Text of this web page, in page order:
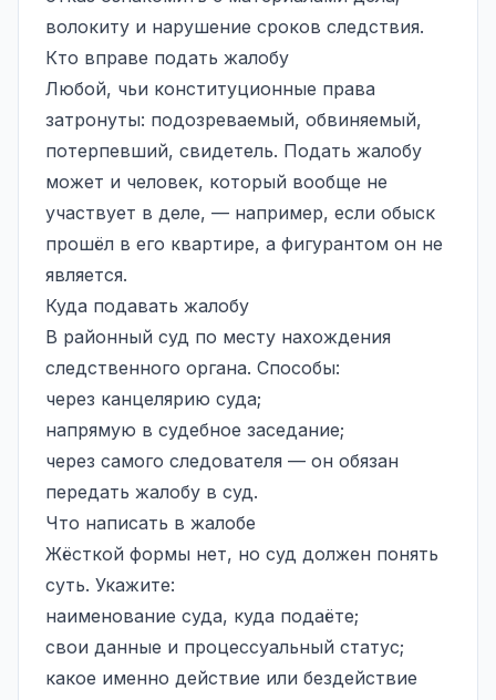
волокиту и нарушение сроков следствия.
Кто вправе подать жалобу
Любой, чьи конституционные права
затронуты: подозреваемый, обвиняемый,
потерпевший, свидетель. Подать жалобу
может и человек, который вообще не
участвует в деле, — например, если обыск
прошёл в его квартире, а фигурантом он не
является.
Куда подавать жалобу
В районный суд по месту нахождения
следственного органа. Способы:
через канцелярию суда;
напрямую в судебное заседание;
через самого следователя — он обязан
передать жалобу в суд.
Что написать в жалобе
Жёсткой формы нет, но суд должен понять
суть. Укажите:
наименование суда, куда подаёте;
свои данные и процессуальный статус;
какое именно действие или бездействие